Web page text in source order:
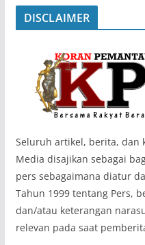
DISCLAIMER
‎Seluruh artikel, berita, dan
Media disajikan sebagai
pers sebagaimana diatur
Tahun 1999 tentang Pers,
dan/atau keterangan
relevan pada saat